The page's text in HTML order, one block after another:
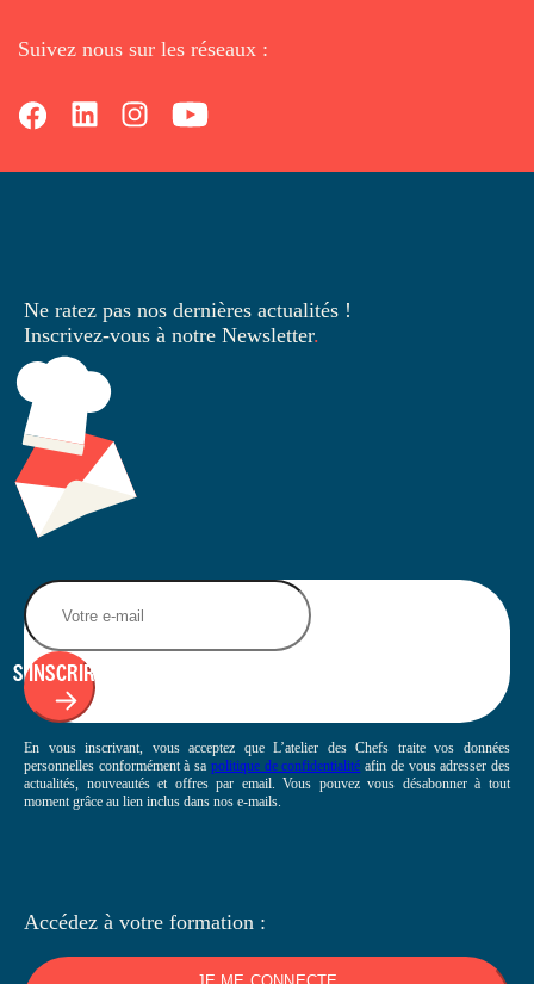
Suivez nous sur les réseaux :
Ne ratez pas nos dernières actualités !
Inscrivez-vous à notre Newsletter.
S'INSCRIRE
En vous inscrivant, vous acceptez que L’atelier des Chefs traite vos données
personnelles conformément à sa politique de confidentialité afin de vous adresser des
actualités, nouveautés et offres par email. Vous pouvez vous désabonner à tout
moment grâce au lien inclus dans nos e-mails.
Accédez à votre formation :